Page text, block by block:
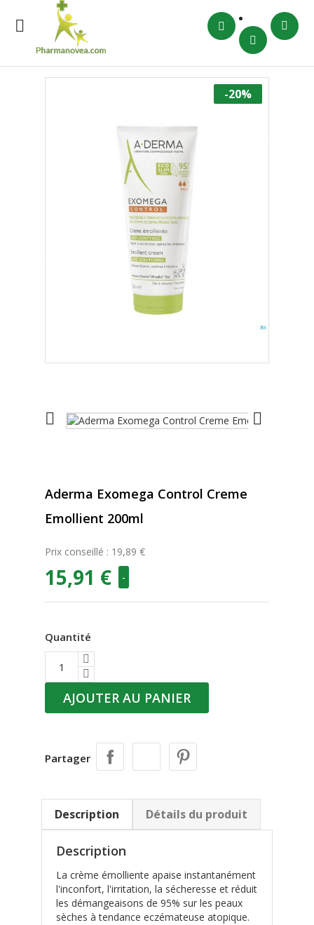

-20%
 
Aderma Exomega Control Creme
Emollient 200ml
Prix conseillé : 19,89 €
15,91 € -
Quantité
AJOUTER AU PANIER
Partager
Description Détails du produit
Description
La crème émolliente apaise instantanément
l'inconfort, l'irritation, la sécheresse et réduit
les démangeaisons de 95% sur les peaux
sèches à tendance eczémateuse atopique.